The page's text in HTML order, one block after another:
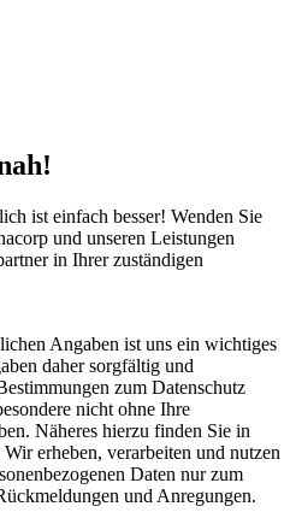
ist einfach besser! Wenden Sie
und unseren Leistungen
in Ihrer zuständigen
Angaben ist uns ein wichtiges
daher sorgfältig und
zum Datenschutz
nicht ohne Ihre
Näheres hierzu finden Sie in
erheben, verarbeiten und nutzen
Daten nur zum
und Anregungen.